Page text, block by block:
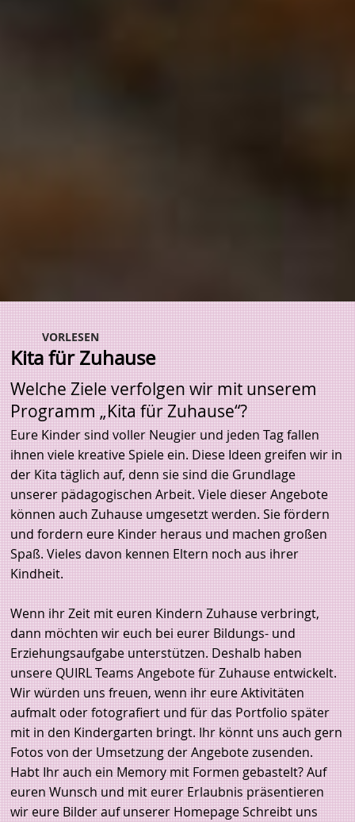
VORLESEN
Kita für Zuhause
Welche Ziele verfolgen wir mit unserem
Programm „Kita für Zuhause“?
Eure Kinder sind voller Neugier und jeden Tag fallen
ihnen viele kreative Spiele ein. Diese Ideen greifen wir in
der Kita täglich auf, denn sie sind die Grundlage
unserer pädagogischen Arbeit. Viele dieser Angebote
können auch Zuhause umgesetzt werden. Sie fördern
und fordern eure Kinder heraus und machen großen
Spaß. Vieles davon kennen Eltern noch aus ihrer
Kindheit.
Wenn ihr Zeit mit euren Kindern Zuhause verbringt,
dann möchten wir euch bei eurer Bildungs- und
Erziehungsaufgabe unterstützen. Deshalb haben
unsere QUIRL Teams Angebote für Zuhause entwickelt.
Wir würden uns freuen, wenn ihr eure Aktivitäten
aufmalt oder fotografiert und für das Portfolio später
mit in den Kindergarten bringt. Ihr könnt uns auch gern
Fotos von der Umsetzung der Angebote zusenden.
Habt Ihr auch ein Memory mit Formen gebastelt? Auf
euren Wunsch und mit eurer Erlaubnis präsentieren
wir eure Bilder auf unserer Homepage Schreibt uns